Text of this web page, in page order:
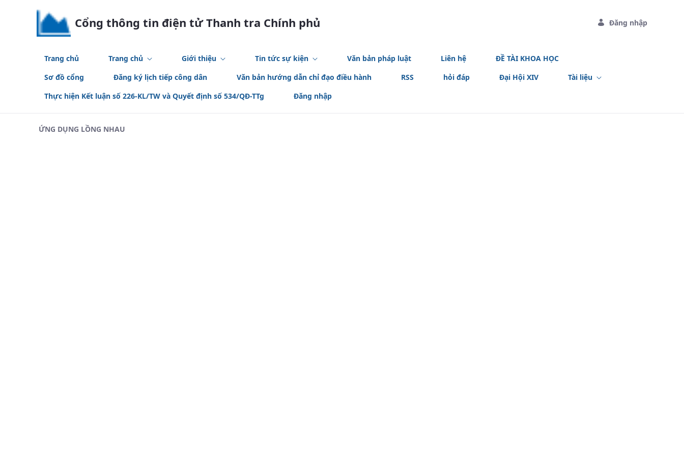
Skip to Main Content
Cổng thông tin điện tử Thanh tra Chính phủ Đăng nhập
Trang chủ Trang chủ Giới thiệu Tin tức sự kiện Văn bản pháp luật Liên hệ
ĐỀ TÀI KHOA HỌC
Sơ đồ cổng
Đăng ký lịch tiếp công dân Văn bản hướng dẫn chỉ đạo điều hành RSS hỏi đáp Đại Hội XIV
Tài liệu
Thực hiện Kết luận số 226-KL/TW và Quyết định số 534/QĐ-TTg
Đăng nhập
ỨNG DỤNG LỒNG NHAU